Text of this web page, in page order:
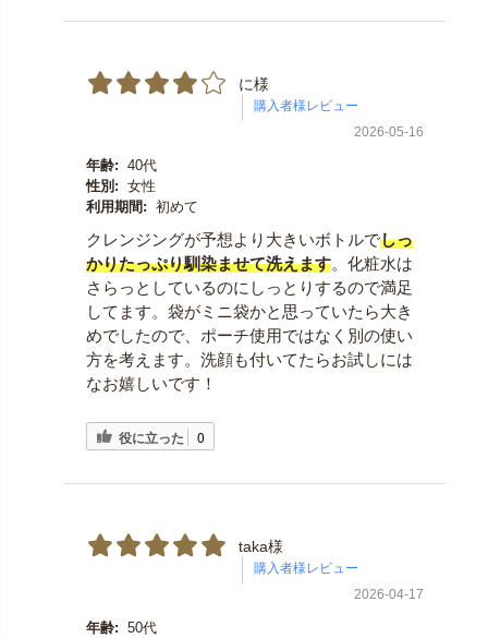
に様
2026-05-16
年齢: 40代
性別: 女性
利用期間: 初めて
クレンジングが予想より大きいボトルでしっ
かりたっぷり馴染ませて洗えます。化粧水は
さらっとしているのにしっとりするので満足
してます。袋がミニ袋かと思っていたら大き
めでしたので、ポーチ使用ではなく別の使い
方を考えます。洗顔も付いてたらお試しには
なお嬉しいです！
役に立った 0
taka様
2026-04-17
年齢: 50代